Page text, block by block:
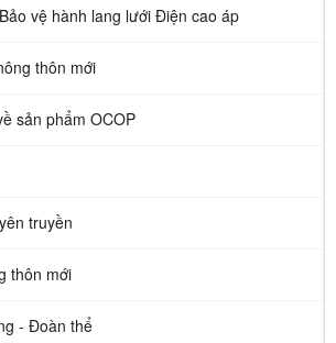
vệ hành lang lưới Điện cao áp
thôn mới
sản phẩm OCOP
truyền
thôn mới
- Đoàn thể